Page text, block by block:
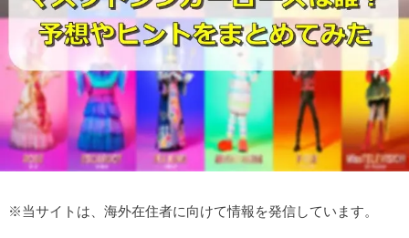
※ 当サイトは、海外在住者に向けて情報を発信しています。